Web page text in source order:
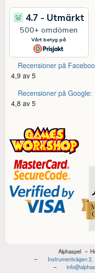
Recensioner på
4,9 av 5
Recensioner på Google:
4,8 av 5
Alphaspel
Instrumentvägen